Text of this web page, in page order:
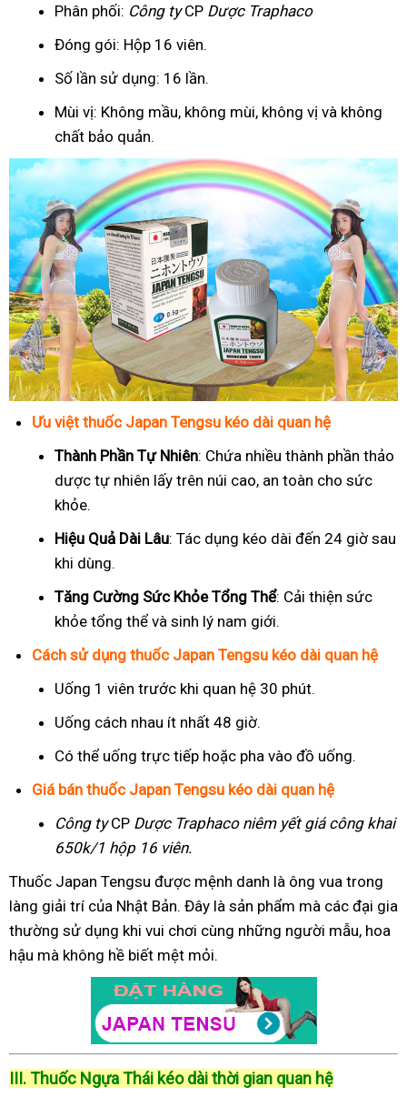
Phân phối: Công tyCP Dược Traphaco
Đóng gói: Hộp 16 viên.
Số lần sử dụng: 16 lần.
Mùi vị: Không mầu, không mùi, không vị và không
chất bảo quản.
Ưu việt thuốc Japan Tengsu kéo dài quan hệ
Thành Phần Tự Nhiên: Chứa nhiều thành phần thảo
dược tự nhiên lấy trên núi cao, an toàn cho sức
khỏe.
Hiệu Quả Dài Lâu: Tác dụng kéo dài đến 24 giờ sau
khi dùng.
Tăng Cường Sức Khỏe Tổng Thể: Cải thiện sức
khỏe tổng thể và sinh lý nam giới.
Cách sử dụng thuốc Japan Tengsu kéo dài quan hệ
Uống 1 viên trước khi quan hệ 30 phút.
Uống cách nhau ít nhất 48 giờ.
Có thể uống trực tiếp hoặc pha vào đồ uống.
Giá bán thuốc Japan Tengsu kéo dài quan hệ
Công tyCP Dược Traphaconiêm yết giá công khai
650k/1 hộp 16 viên.
Thuốc Japan Tengsu được mệnh danh là ông vua trong
làng giải trí của Nhật Bản. Đây là sản phẩm mà các đại gia
thường sử dụng khi vui chơi cùng những người mẫu, hoa
hậu mà không hề biết mệt mỏi.
III. Thuốc Ngựa Thái kéo dài thời gian quan hệ